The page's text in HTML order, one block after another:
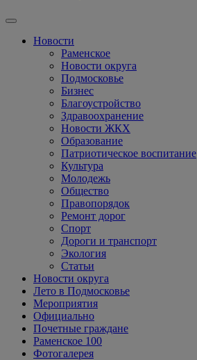
Новости
Раменское
Новости округа
Подмосковье
Бизнес
Благоустройство
Здравоохранение
Новости ЖКХ
Образование
Патриотическое воспитание
Культура
Молодежь
Общество
Правопорядок
Ремонт дорог
Спорт
Дороги и транспорт
Экология
Статьи
Новости округа
Лето в Подмосковье
Мероприятия
Официально
Почетные граждане
Раменское 100
Фотогалерея